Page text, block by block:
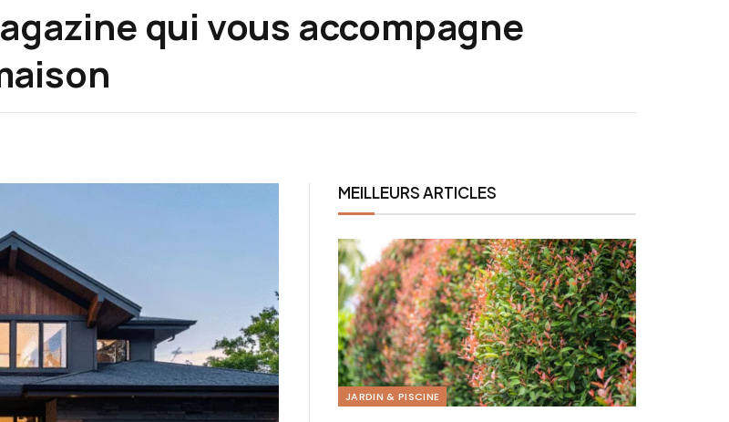
qui vous accompagne
MEILLEURS ARTICLES
JARDIN & PISCINE